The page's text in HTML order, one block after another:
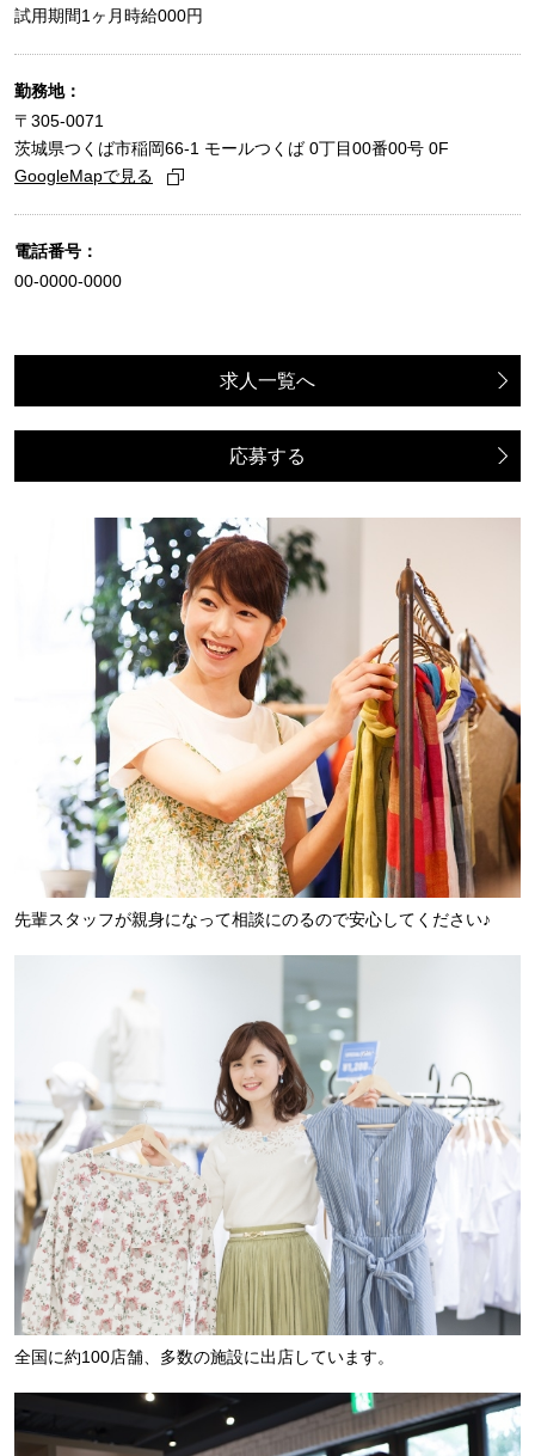
試用期間1ヶ月時給000円
勤務地：
〒305-0071
茨城県つくば市稲岡66-1 モールつくば 0丁目00番00号 0F
GoogleMapで見る
電話番号：
00-0000-0000
求人一覧へ
応募する
先輩スタッフが親身になって相談にのるので安心してください♪
全国に約100店舗、多数の施設に出店しています。